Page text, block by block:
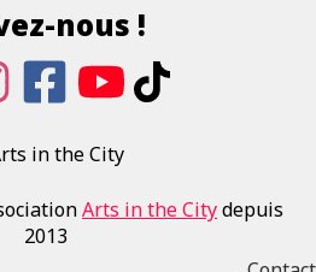
nous !
in the City
Arts in the Citydepuis
2013